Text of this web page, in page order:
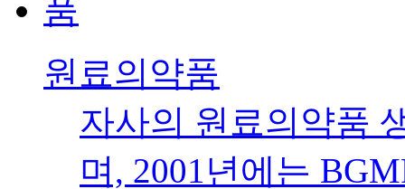
원료의약품
자사의 원료의약품
며, 2001년에는